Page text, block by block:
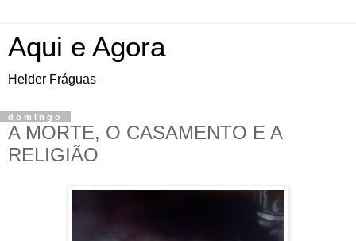
Aqui e Agora
Helder Fráguas
domingo
A MORTE, O CASAMENTO E A
RELIGIÃO